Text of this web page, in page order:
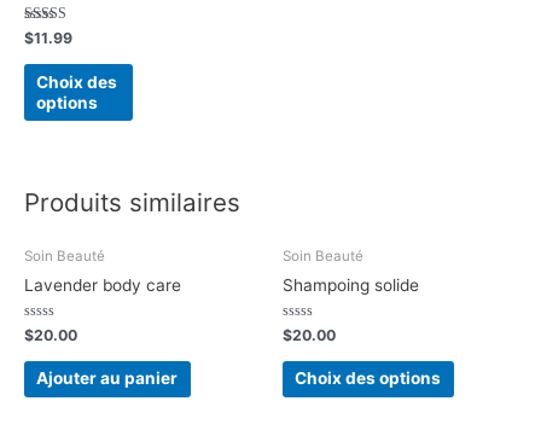
Note
5.00
sur 5
$11.99
Choix des
options
Produits similaires
Soin Beauté
Lavender body care
Note
0
sur
$20.00
Ajouter au panier
Soin Beauté
Shampoing solide
Note
0
sur
$20.00
Choix des options